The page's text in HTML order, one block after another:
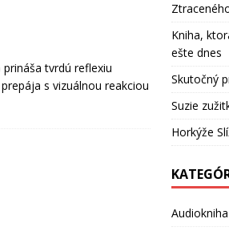
tvrdú reflexiu
s vizuálnou reakciou
Kniha,
ešte dnes
Skutočný
Suzie
Horkýže
Audiokniha